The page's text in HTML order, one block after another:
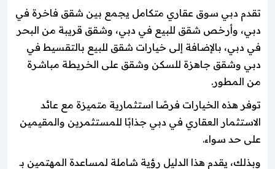
تقدم دبي سوق عقاري متكامل يجمع بين شقق فاخرة في
دبي، وأرخص شقق للبيع في دبي، وشقق قريبة من البحر
في دبي، بالإضافة إلى خيارات شقق للبيع بالتقسيط في
دبي وشقق جاهزة للسكن وشقق على الخريطة مباشرة
من المطور.
توفر هذه الخيارات فرصًا استثمارية متميزة مع عائد
الاستثمار العقاري في دبي جذابًا للمستثمرين والمقيمين
على حد سواء.
وبذلك، يقدم هذا الدليل رؤية شاملة لمساعدة المهتمين بـ